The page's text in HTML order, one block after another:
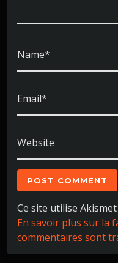
Name*
Email*
Website
Ce site utilise
En savoir plus sur la
commentaires sont